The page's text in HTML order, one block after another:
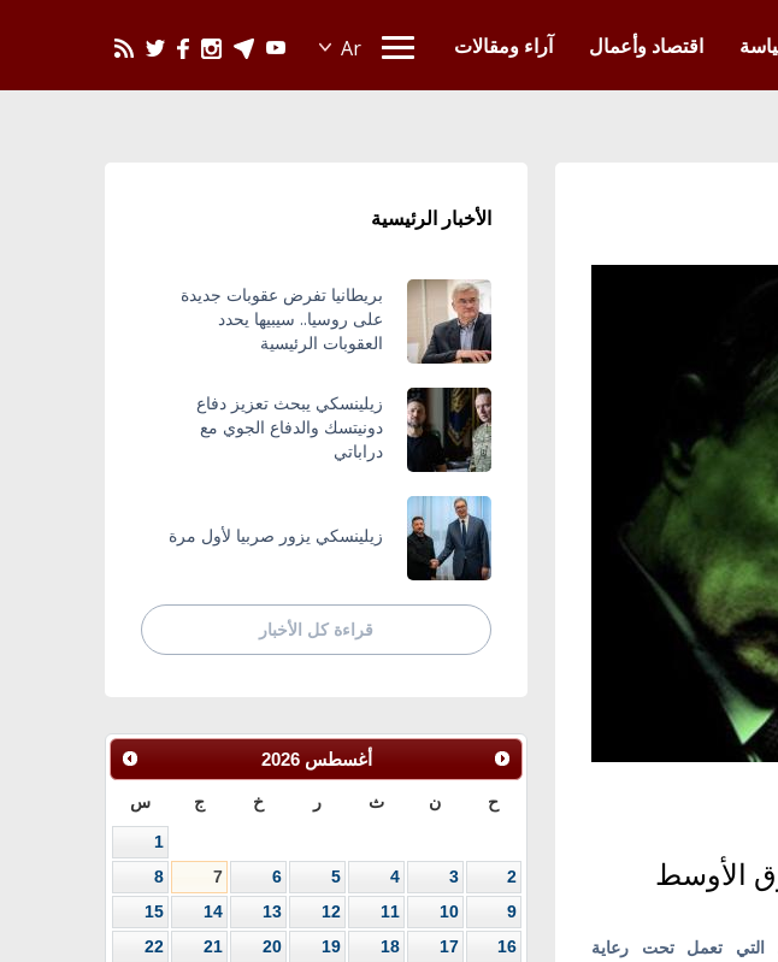
اقتصاد وأعمال آراء ومقالات
الأوسط
التي تعمل تحت رعاية
الأخبار الرئيسية
بريطانيا تفرض عقوبات جديدة
على روسيا.. سيبيها يحدد
العقوبات الرئيسية
زيلينسكي يبحث تعزيز دفاع
دونيتسك والدفاع الجوي مع
دراباتي
زيلينسكي يزور صربيا لأول مرة
قراءة كل الأخبار
أغسطس 2026
ح ن ث ر خ ج س
1
2
3
4
5
6
7
8
9
10
11
12
13
14
15
16
17
18
19
20
21
22